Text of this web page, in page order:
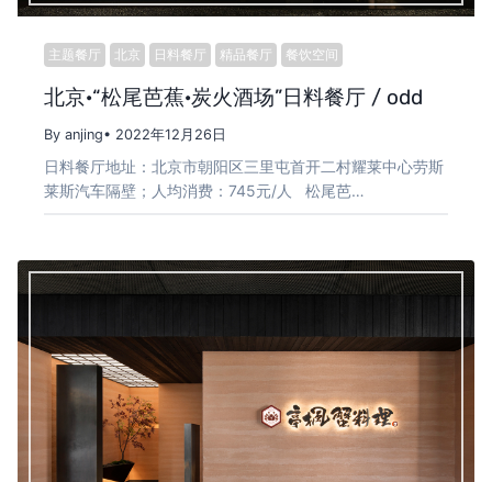
主题餐厅 北京 日料餐厅 精品餐厅 餐饮空间
北京·“松尾芭蕉·炭火酒场”日料餐厅 / odd
By anjing• 2022年12月26日
日料餐厅地址：北京市朝阳区三里屯首开二村耀莱中心劳斯
莱斯汽车隔壁；人均消费：745元/人 松尾芭…